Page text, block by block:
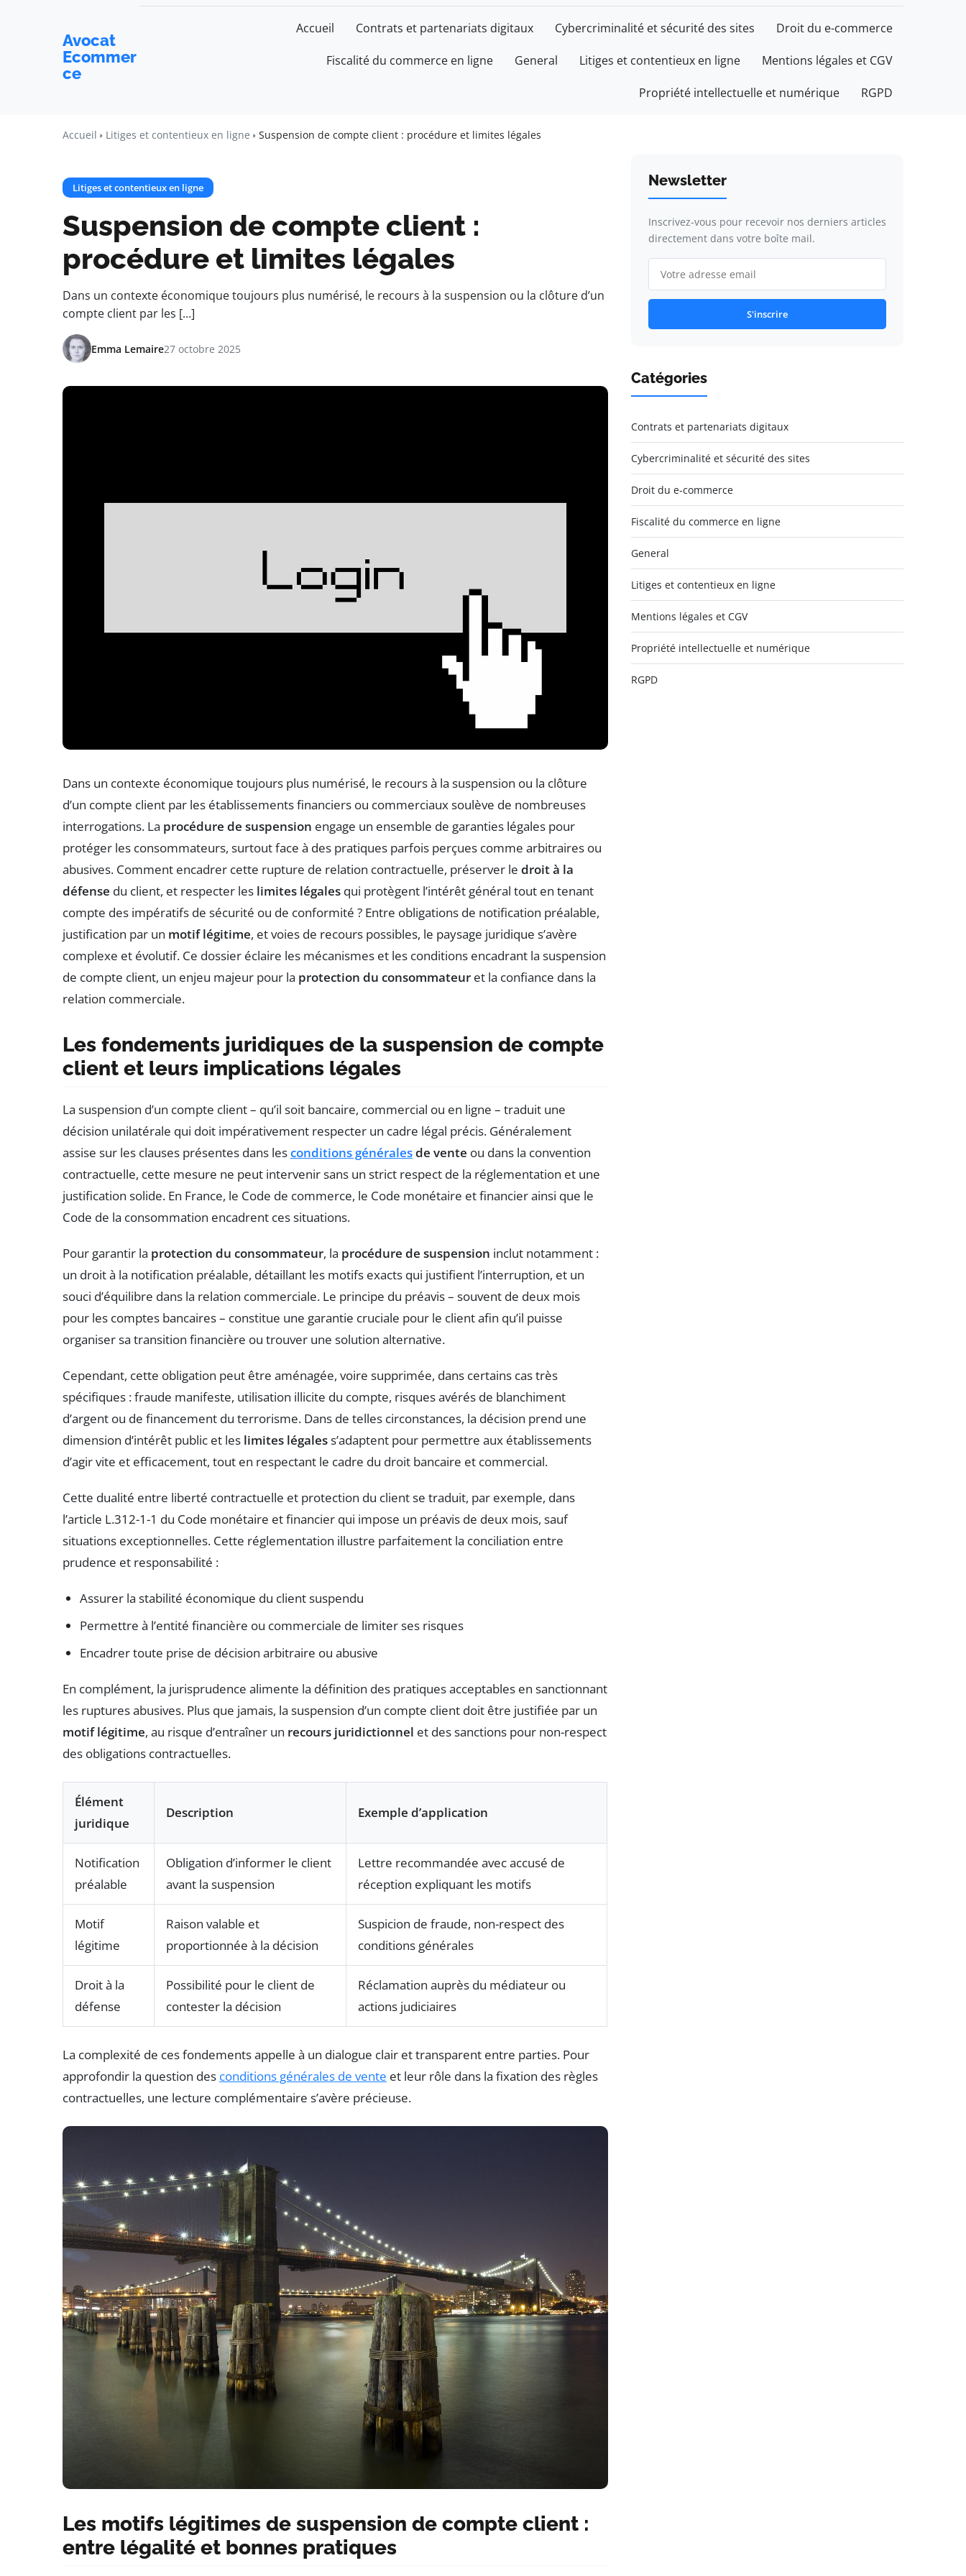
Avocat
Ecommer
ce
Accueil Contrats et partenariats digitaux Cybercriminalité et sécurité des sites Droit du e-commerce
Fiscalité du commerce en ligne General Litiges et contentieux en ligne Mentions légales et CGV
Propriété intellectuelle et numérique RGPD
Accueil Litiges et contentieux en ligne Suspension de compte client : procédure et limites légales
Litiges et contentieux en ligne
Suspension de compte client :
procédure et limites légales
Dans un contexte économique toujours plus numérisé, le recours à la suspension ou la clôture d’un
compte client par les […]
Emma Lemaire27 octobre 2025
Dans un contexte économique toujours plus numérisé, le recours à la suspension ou la clôture
d’un compte client par les établissements financiers ou commerciaux soulève de nombreuses
interrogations. La procédure de suspension engage un ensemble de garanties légales pour
protéger les consommateurs, surtout face à des pratiques parfois perçues comme arbitraires ou
abusives. Comment encadrer cette rupture de relation contractuelle, préserver le droit à la
défense du client, et respecter les limites légales qui protègent l’intérêt général tout en tenant
compte des impératifs de sécurité ou de conformité ? Entre obligations de notification préalable,
justification par un motif légitime, et voies de recours possibles, le paysage juridique s’avère
complexe et évolutif. Ce dossier éclaire les mécanismes et les conditions encadrant la suspension
de compte client, un enjeu majeur pour la protection du consommateur et la confiance dans la
relation commerciale.
Les fondements juridiques de la suspension de compte
client et leurs implications légales
La suspension d’un compte client – qu’il soit bancaire, commercial ou en ligne – traduit une
décision unilatérale qui doit impérativement respecter un cadre légal précis. Généralement
assise sur les clauses présentes dans lesconditions généralesde vente ou dans la convention
contractuelle, cette mesure ne peut intervenir sans un strict respect de la réglementation et une
justification solide. En France, le Code de commerce, le Code monétaire et financier ainsi que le
Code de la consommation encadrent ces situations.
Pour garantir la protection du consommateur, la procédure de suspension inclut notamment :
un droit à la notification préalable, détaillant les motifs exacts qui justifient l’interruption, et un
souci d’équilibre dans la relation commerciale. Le principe du préavis – souvent de deux mois
pour les comptes bancaires – constitue une garantie cruciale pour le client afin qu’il puisse
organiser sa transition financière ou trouver une solution alternative.
Cependant, cette obligation peut être aménagée, voire supprimée, dans certains cas très
spécifiques : fraude manifeste, utilisation illicite du compte, risques avérés de blanchiment
d’argent ou de financement du terrorisme. Dans de telles circonstances, la décision prend une
dimension d’intérêt public et les limites légaless’adaptent pour permettre aux établissements
d’agir vite et efficacement, tout en respectant le cadre du droit bancaire et commercial.
Cette dualité entre liberté contractuelle et protection du client se traduit, par exemple, dans
l’article L.312-1-1 du Code monétaire et financier qui impose un préavis de deux mois, sauf
situations exceptionnelles. Cette réglementation illustre parfaitement la conciliation entre
prudence et responsabilité :
Assurer la stabilité économique du client suspendu
Permettre à l’entité financière ou commerciale de limiter ses risques
Encadrer toute prise de décision arbitraire ou abusive
En complément, la jurisprudence alimente la définition des pratiques acceptables en sanctionnant
les ruptures abusives. Plus que jamais, la suspension d’un compte client doit être justifiée par un
motif légitime, au risque d’entraîner un recours juridictionnel et des sanctions pour non-respect
des obligations contractuelles.
Élément
juridique
Description Exemple d’application
Notification
préalable
Obligation d’informer le client
avant la suspension
Lettre recommandée avec accusé de
réception expliquant les motifs
Motif
légitime
Raison valable et
proportionnée à la décision
Suspicion de fraude, non-respect des
conditions générales
Droit à la
défense
Possibilité pour le client de
contester la décision
Réclamation auprès du médiateur ou
actions judiciaires
La complexité de ces fondements appelle à un dialogue clair et transparent entre parties. Pour
approfondir la question des conditions générales de vente et leur rôle dans la fixation des règles
contractuelles, une lecture complémentaire s’avère précieuse.
Les motifs légitimes de suspension de compte client :
entre légalité et bonnes pratiques
Newsletter
Inscrivez-vous pour recevoir nos derniers articles
directement dans votre boîte mail.
S'inscrire
Catégories
Contrats et partenariats digitaux
Cybercriminalité et sécurité des sites
Droit du e-commerce
Fiscalité du commerce en ligne
General
Litiges et contentieux en ligne
Mentions légales et CGV
Propriété intellectuelle et numérique
RGPD